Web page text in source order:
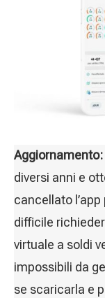
Aggiornamento:
diversi anni e
cancellato
difficile
virtuale a soldi
impossibili da
se scaricarla e